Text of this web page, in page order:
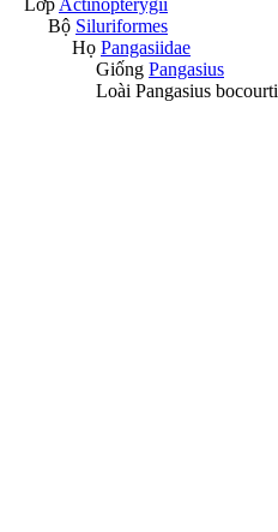
Bộ Siluriformes
Họ Pangasiidae
Giống Pangasius
Loài Pangasius bocourti